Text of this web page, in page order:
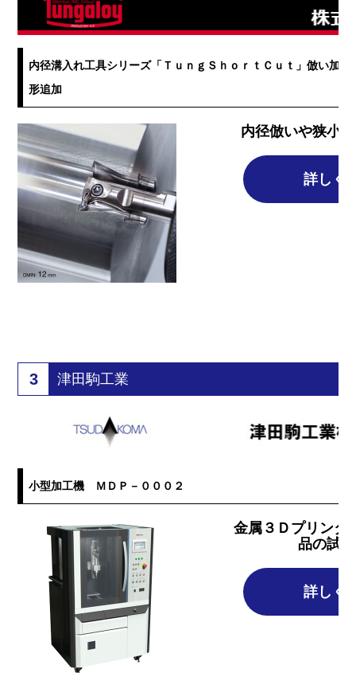
内径溝入れ工具シリーズ「ＴｕｎｇＳｈｏｒｔＣｕｔ」倣い加
形追加
内径倣いや狭小
詳しく
3 津田駒工業
小型加工機 ＭＤＰ－０００２
金属３Ｄプリンタ
品の試
詳しく